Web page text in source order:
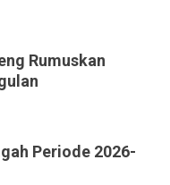
Rumuskan
Periode 2026-